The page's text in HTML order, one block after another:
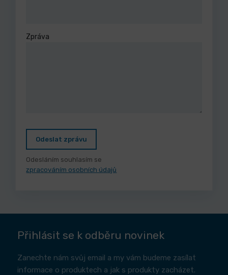
Zpráva
Odeslat zprávu
Odesláním souhlasím se
zpracováním osobních údajů
Přihlásit se k odběru novinek
Zanechte nám svůj email a my vám budeme zasílat
informace o produktech a jak s produkty zacházet.